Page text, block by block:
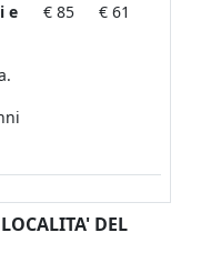
e
€ 85 € 61
DEL